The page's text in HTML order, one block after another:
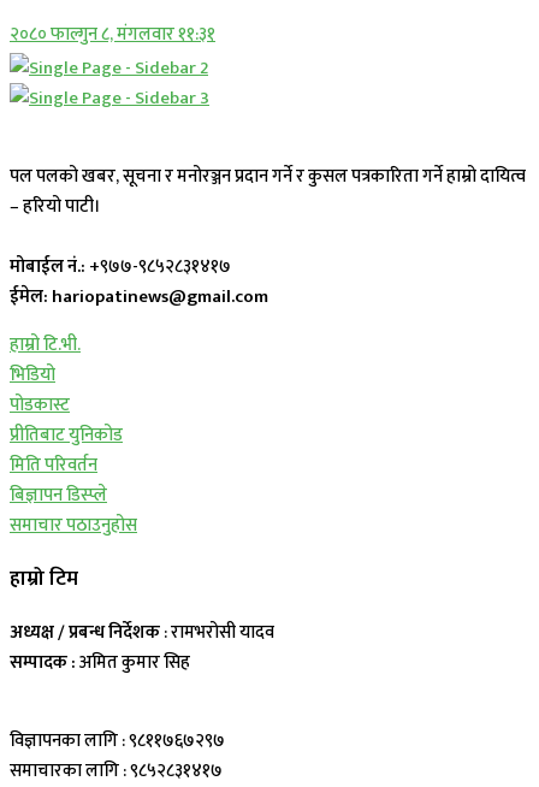
२०८० फाल्गुन ८, मंगलवार ११:३१
पल पलको खबर, सूचना र मनोरञ्जन प्रदान गर्ने र कुसल पत्रकारिता गर्ने हाम्रो दायित्व
– हरियो पाटी।
मोबाईल नं.: +९७७-९८५२८३१४१७
ईमेल: hariopatinews@gmail.com
हाम्रो टि.भी.
भिडियो
पोडकास्ट
प्रीतिबाट युनिकोड
मिति परिवर्तन
बिज्ञापन डिस्प्ले
समाचार पठाउनुहोस
हाम्रो टिम
अध्यक्ष / प्रबन्ध निर्देशक: रामभरोसी यादव
सम्पादक :अमित कुमार सिह
विज्ञापनका लागि : ९८११७६७२९७
समाचारका लागि : ९८५२८३१४१७